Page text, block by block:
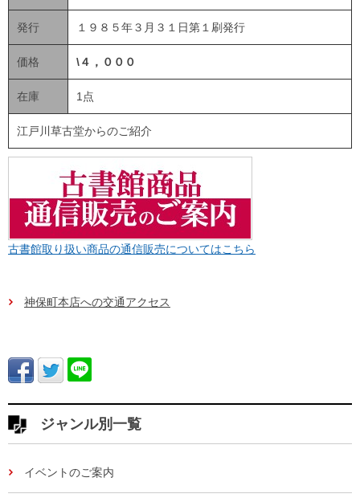
発行 １９８５年３月３１日第１刷発行
価格 \４，０００
在庫 1点
江戸川草古堂からのご紹介
古書館取り扱い商品の通信販売についてはこちら
神保町本店への交通アクセス
ジャンル別一覧
イベントのご案内